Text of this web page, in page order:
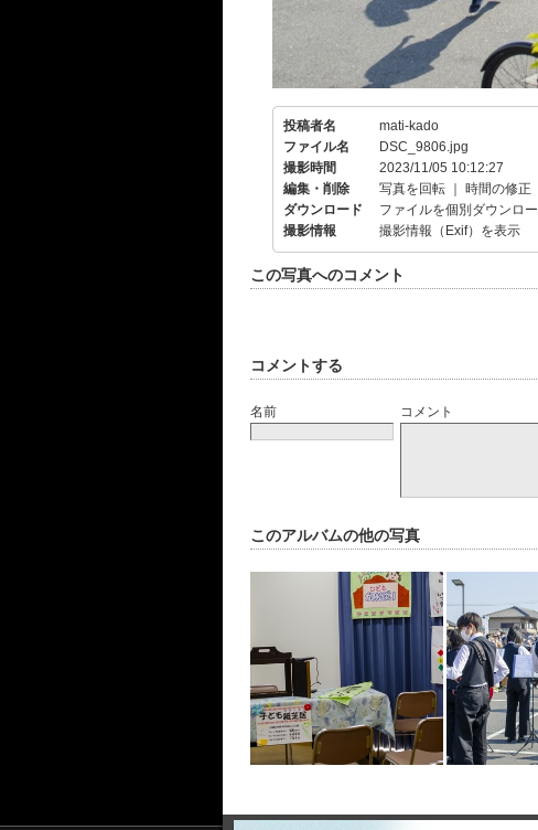
投稿者名
mati-kado
ファイル名
DSC_9806.jpg
撮影時間
2023/11/05 10:12:27
編集・削除
写真を回転 時間の修正
ダウンロード
ファイルを個別ダウンロ
撮影情報
撮影情報（Exif）を表示
この写真へのコメント
コメントする
名前 コメント
このアルバムの他の写真